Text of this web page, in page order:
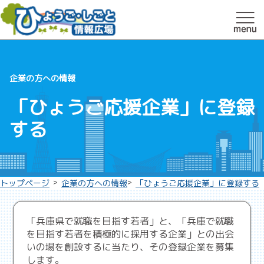
企業の方への情報
「ひょうご応援企業」に登録
する
トップページ > 企業の方への情報> 「ひょうご応援企業」に登録する
「兵庫県で就職を目指す若者」と、「兵庫で就職
を目指す若者を積極的に採用する企業」との出会
いの場を創設するに当たり、その登録企業を募集
します。